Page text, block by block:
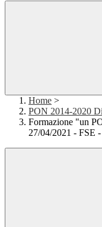
Home >
PON 2014-2020
Formazione "un
27/04/2021 - FSE